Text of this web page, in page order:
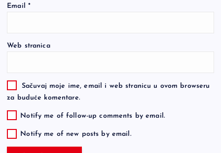
Email *
Web stranica
Sačuvaj moje ime, email i web stranicu u ovom browseru
za buduće komentare.
Notify me of follow-up comments by email.
Notify me of new posts by email.